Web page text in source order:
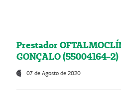
Prestador
GONÇALO (55004164-2)
07 de Agosto de 2020